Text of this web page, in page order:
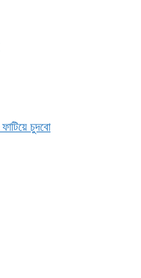
চুদবো